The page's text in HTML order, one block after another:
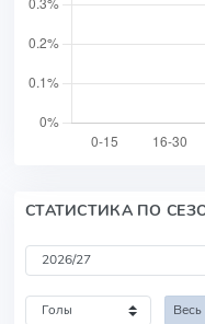
СТАТИСТИКА ПО
Весь